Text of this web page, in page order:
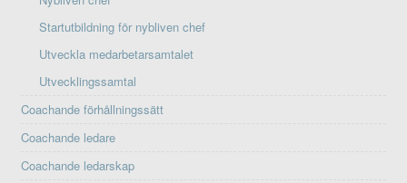
Startutbildning för nybliven chef
Utveckla medarbetarsamtalet
Utvecklingssamtal
Coachande förhållningssätt
Coachande ledare
Coachande ledarskap